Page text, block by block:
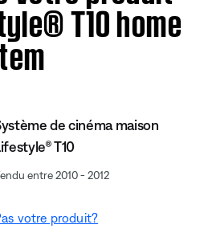
T10 home
de cinéma maison
T10
entre 2010 - 2012
votre produit?